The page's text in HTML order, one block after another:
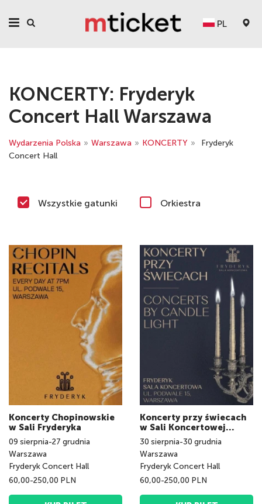
PL
KONCERTY: Fryderyk
Concert Hall Warszawa
Wydarzenia Polska » Warszawa » KONCERTY »
Fryderyk
Concert Hall
Wszystkie gatunki Orkiestra
Koncerty Chopinowskie
w Sali Fryderyka
09 sierpnia-27 grudnia
Warszawa
Fryderyk Concert Hall
60,00-250,00 PLN
Koncerty przy świecach
w Sali Koncertowej
Fryderyk
30 sierpnia-30 grudnia
Warszawa
Fryderyk Concert Hall
60,00-250,00 PLN